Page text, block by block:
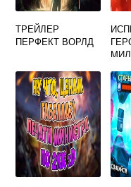
ТРЕЙЛЕР
ПЕРФЕКТ ВОРЛД